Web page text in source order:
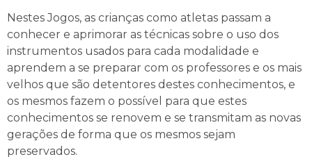
Nestes Jogos, as crianças como atletas passam a
conhecer e aprimorar as técnicas sobre o uso dos
instrumentos usados para cada modalidade e
aprendem a se preparar com os professores e os mais
velhos que são detentores destes conhecimentos, e
os mesmos fazem o possível para que estes
conhecimentos se renovem e se transmitam as novas
gerações de forma que os mesmos sejam
preservados.